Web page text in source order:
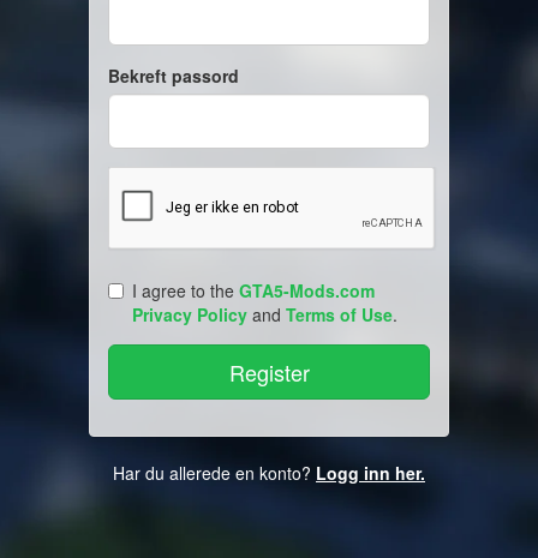
Bekreft passord
I agree to the GTA5-Mods.com
Privacy Policy and Terms of Use.
Har du allerede en konto? Logg inn her.